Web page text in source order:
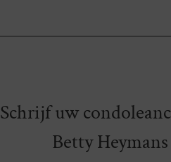
Schrijf uw
Betty Heymans